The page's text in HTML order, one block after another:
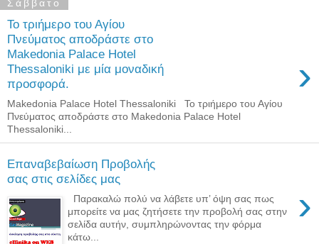
Σάββατο
Το τριήμερο του Αγίου
Πνεύματος αποδράστε στο
Makedonia Palace Hotel
Thessaloniki με μία μοναδική
προσφορά.
›
Makedonia Palace Hotel Thessaloniki Το τριήμερο του Αγίου
Πνεύματος αποδράστε στο Makedonia Palace Hotel
Thessaloniki...
Επαναβεβαίωση Προβολής
σας στις σελίδες μας
›
Παρακαλώ πολύ να λάβετε υπ’ όψη σας πως
μπορείτε να μας ζητήσετε την προβολή σας στην
σελίδα αυτήν, συμπληρώνοντας την φόρμα
κάτω...